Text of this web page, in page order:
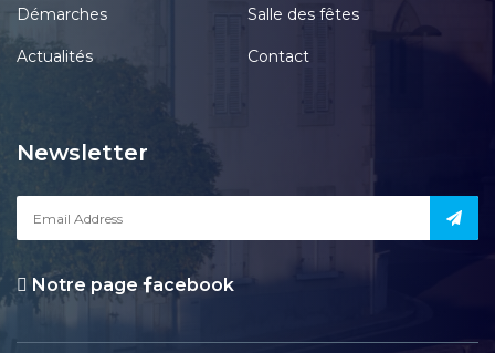
Démarches Salle des fêtes
Actualités Contact
Newsletter
Notre page acebook